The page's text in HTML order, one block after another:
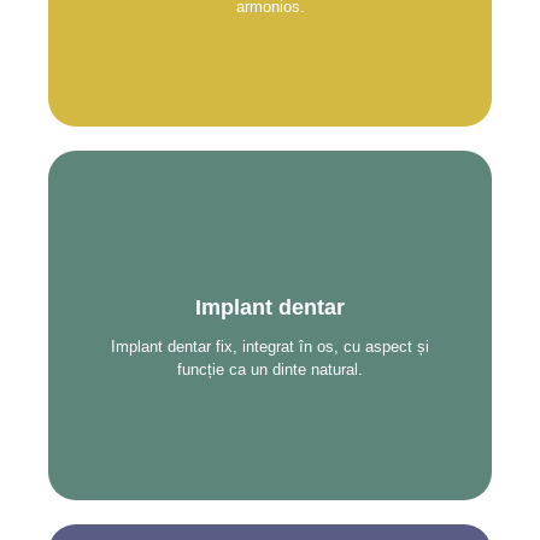
armonios.
Implant dentar
Implant dentar fix, integrat în os, cu aspect și
funcție ca un dinte natural.
integrează perfect în os. Odată fixat, susține un
dinte definitiv ce arată și funcționează ca unul
natural. Este o soluție stabilă și de lungă durată.
Cu o igienă corectă, poate dura toată viața.